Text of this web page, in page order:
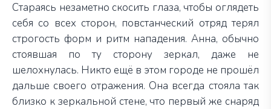
Стараясь незаметно скосить глаза, чтобы оглядеть
себя со всех сторон, повстанческий отряд терял
строгость форм и ритм нападения. Анна, обычно
стоявшая по ту сторону зеркал, даже не
шелохнулась. Никто ещё в этом городе не прошёл
дальше своего отражения. Она всегда стояла так
близко к зеркальной стене, что первый же снаряд